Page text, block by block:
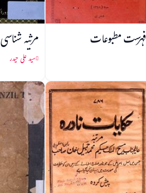
فہرست مطبوعات مرثیہ شناسی
سید علی حیدر